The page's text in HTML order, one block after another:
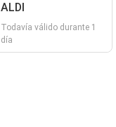
ALDI
Todavía válido durante 1
día